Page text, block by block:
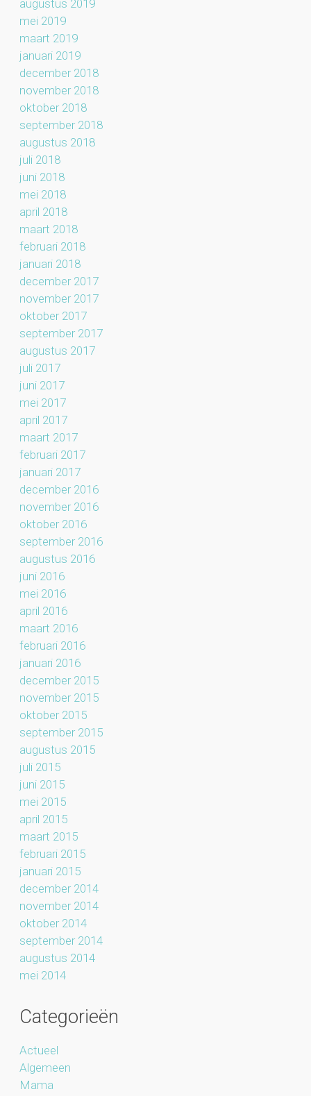
augustus 2019
mei 2019
maart 2019
januari 2019
december 2018
november 2018
oktober 2018
september 2018
augustus 2018
juli 2018
juni 2018
mei 2018
april 2018
maart 2018
februari 2018
januari 2018
december 2017
november 2017
oktober 2017
september 2017
augustus 2017
juli 2017
juni 2017
mei 2017
april 2017
maart 2017
februari 2017
januari 2017
december 2016
november 2016
oktober 2016
september 2016
augustus 2016
juni 2016
mei 2016
april 2016
maart 2016
februari 2016
januari 2016
december 2015
november 2015
oktober 2015
september 2015
augustus 2015
juli 2015
juni 2015
mei 2015
april 2015
maart 2015
februari 2015
januari 2015
december 2014
november 2014
oktober 2014
september 2014
augustus 2014
mei 2014
Categorieën
Actueel
Algemeen
Mama